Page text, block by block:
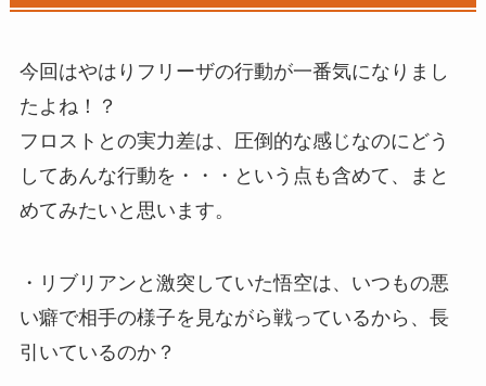
今回はやはりフリーザの行動が一番気になりまし
たよね！？
フロストとの実力差は、圧倒的な感じなのにどう
してあんな行動を・・・という点も含めて、まと
めてみたいと思います。
・リブリアンと激突していた悟空は、いつもの悪
い癖で相手の様子を見ながら戦っているから、長
引いているのか？